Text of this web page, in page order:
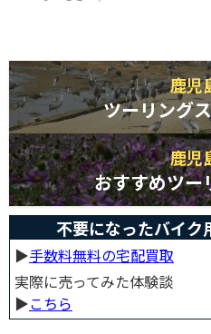
鹿児
ツーリング
鹿児
おすすめツー
不要になったバイク
▶︎手数料無料の宅配買取
実際に売ってみた体験談
▶︎こちら